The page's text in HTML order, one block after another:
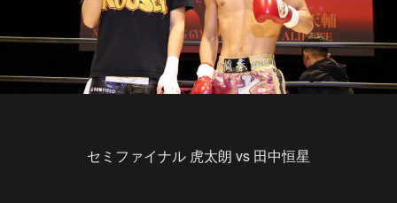
セミファイナル 虎太朗 vs 田中恒星